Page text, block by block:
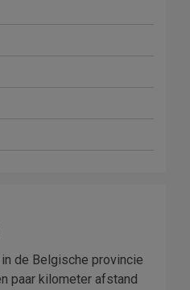
de Belgische provincie
paar kilometer afstand